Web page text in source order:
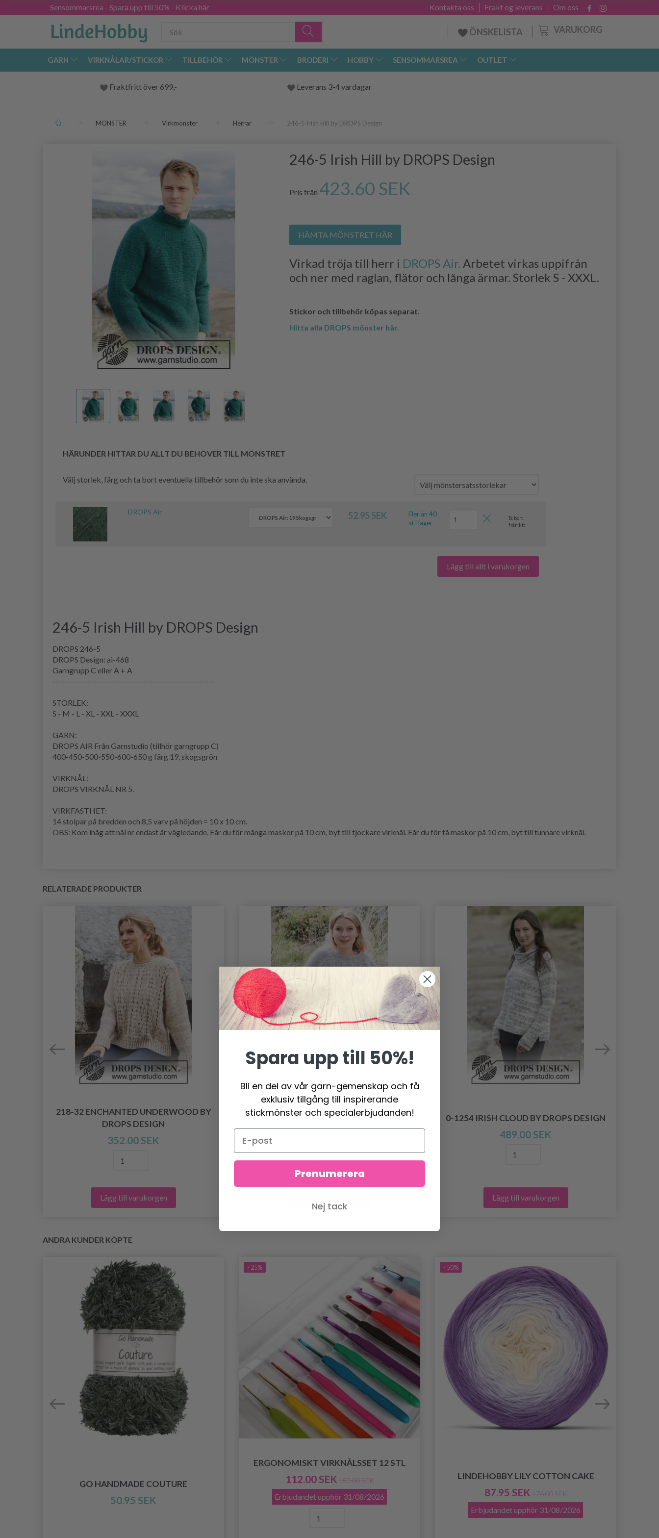
Sensommarsrea - Spara upp till 50% - Klicka här Om oss
Frakt og leverans
Kontakta oss
VARUKORG
ÖNSKELISTA
GARN VIRKNÅLAR/STICKOR TILLBEHÖR MÖNSTER BRODERI HOBBY SENSOMMARSREA OUTLET
Fraktfritt över 699,- Leverans 3-4 vardagar
MÖNSTER Virkmönster Herrar 246-5 Irish Hill by DROPS Design
246-5 Irish Hill by DROPS Design
Pris från 423.60 SEK
HÄMTA MÖNSTRET HÄR
Virkad tröja till herr i DROPS Air. Arbetet virkas uppifrån
och ner med raglan, flätor och långa ärmar. Storlek S - XXXL.
Stickor och tillbehör köpas separat.
Hitta alla DROPS mönster här.
HÄRUNDER HITTAR DU ALLT DU BEHÖVER TILL MÖNSTRET
Välj storlek, färg och ta bort eventuella tillbehör som du inte ska använda.
DROPS Air 52.95 SEK
Fler än 40
st i lager
Ta bort
från kit
Lägg till allt i varukorgen
246-5 Irish Hill by DROPS Design
DROPS 246-5
DROPS Design: ai-468
Garngrupp C eller A + A
-------------------------------------------------------
STORLEK:
S - M - L - XL - XXL - XXXL
GARN:
DROPS AIR Från Garnstudio (tillhör garngrupp C)
400-450-500-550-600-650 g färg 19, skogsgrön
VIRKNÅL:
DROPS VIRKNÅL NR 5.
VIRKFASTHET:
14 stolpar på bredden och 8,5 varv på höjden = 10 x 10 cm.
OBS: Kom ihåg att nål nr endast är vägledande. Får du för många maskor på 10 cm, byt till tjockare virknål. Får du för få maskor på 10 cm, byt till tunnare virknål.
RELATERADE PRODUKTER
218-32 ENCHANTED UNDERWOOD BY
DROPS DESIGN
352.00 SEK
Lägg till varukorgen
217-6 BREAKING FREE BY DROPS
0-1254 IRISH CLOUD BY DROPS DESIGN
489.00 SEK
Lägg till varukorgen
ANDRA KUNDER KÖPTE
GO HANDMADE COUTURE
50.95 SEK
- 25%
ERGONOMISKT VIRKNÅLSSET 12 STL
112.00 SEK 150.00 SEK
Erbjudandet upphör 31/08/2026
- 50%
LINDEHOBBY LILY COTTON CAKE
87.95 SEK 176.00 SEK
Erbjudandet upphör 31/08/2026
Spara upp till 50%!
Bli en del av vår garn-gemenskap och få
exklusiv tillgång till inspirerande
stickmönster och specialerbjudanden!
Prenumerera
Nej tack